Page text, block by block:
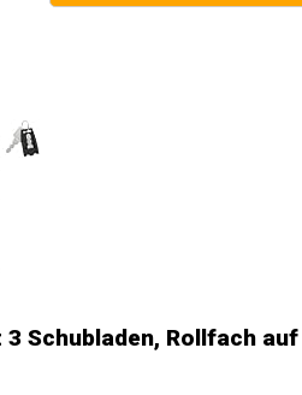
3 Schubladen, Rollfach